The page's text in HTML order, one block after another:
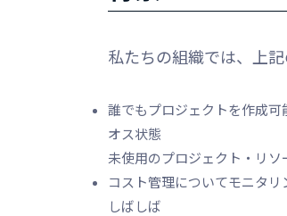
私たちの組織では、上
誰でもプロジェクトを作成
オス状態
未使用のプロジェクト・リソ
コスト管理についてモニタ
しばしば